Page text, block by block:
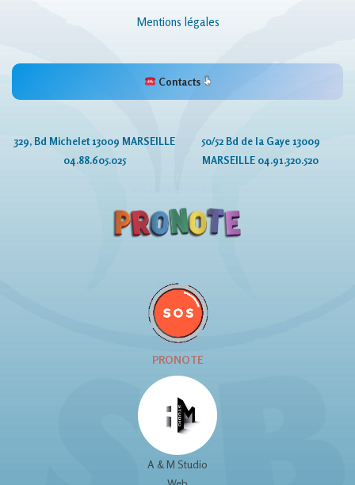
Mentions légales
Contacts
329, Bd Michelet 13009 MARSEILLE
04.88.605.025
50/52 Bd de la Gaye 13009
MARSEILLE 04.91.320.520
PRONOTE
A & M Studio